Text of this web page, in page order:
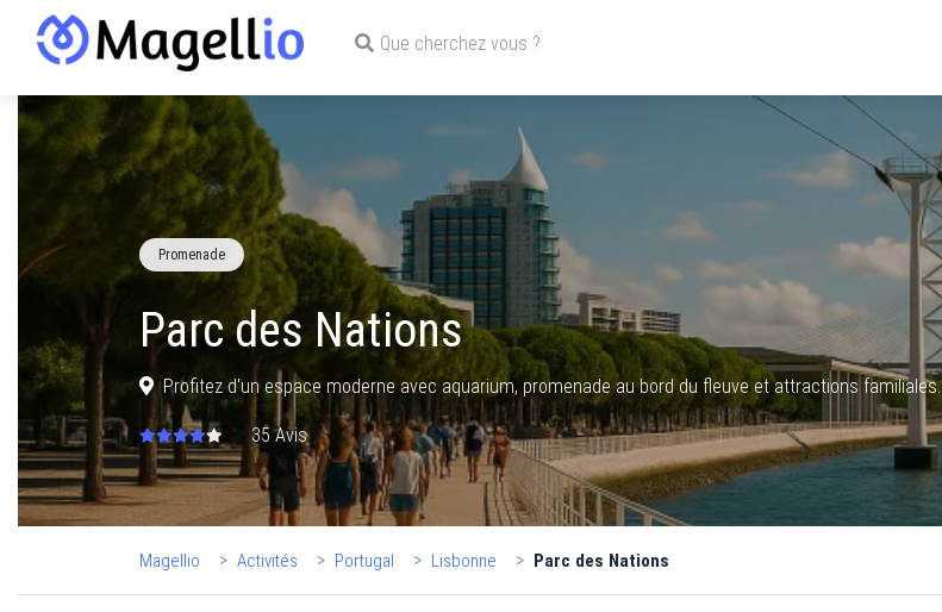
Que cherchez vous ?
Promenade
Parc des Nations
Profitez d'un espace moderne avec aquarium, promenade au bord du fleuve et attractions familiales.
35 Avis
Magellio > Activités > Portugal > Lisbonne > Parc des Nations